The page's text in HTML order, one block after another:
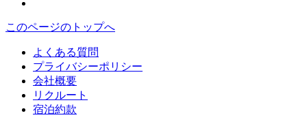
このページのトップへ
よくある質問
プライバシーポリシー
会社概要
リクルート
宿泊約款